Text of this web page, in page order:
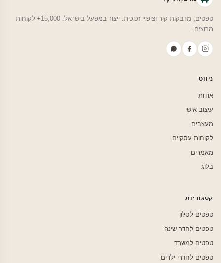
טפטים, מדבקות קיר וציפויי זכוכית. ייצור במפעל בישראל. 15,000+ לקוחות
מרוצים.
ניווט
אודות
עיצוב אישי
מעצבים
לקוחות עסקיים
מאמרים
בלוג
קטגוריות
טפטים לסלון
טפטים לחדר שינה
טפטים למשרד
טפטים לחדרי ילדים